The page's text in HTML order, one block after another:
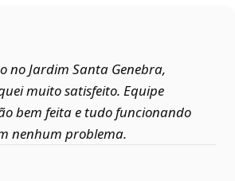
no Jardim Santa Genebra,
muito satisfeito. Equipe
bem feita e tudo funcionando
nenhum problema.